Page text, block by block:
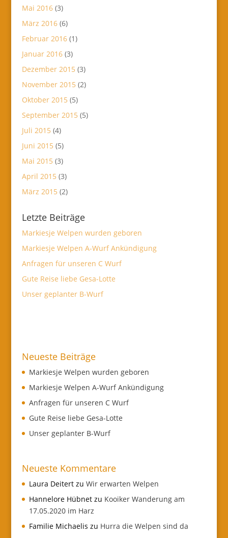
Mai 2016(3)
März 2016(6)
Februar 2016(1)
Januar 2016(3)
Dezember 2015 (3)
November 2015 (2)
Oktober 2015 (5)
September 2015 (5)
Juli 2015 (4)
Juni 2015 (5)
Mai 2015 (3)
April 2015 (3)
März 2015 (2)
Letzte Beiträge
Markiesje Welpen wurden geboren
Markiesje Welpen A-Wurf Ankündigung
Anfragen für unseren C Wurf
Gute Reise liebe Gesa-Lotte
Unser geplanter B-Wurf
Neueste Beiträge
Markiesje Welpen wurden geboren
Markiesje Welpen A-Wurf Ankündigung
Anfragen für unseren C Wurf
Gute Reise liebe Gesa-Lotte
Unser geplanter B-Wurf
Neueste Kommentare
Laura Deitertzu Wir erwarten Welpen
Hannelore Hübnetzu Kooiker Wanderung am
17.05.2020 im Harz
Familie Michaelis zu Hurra die Welpen sind da